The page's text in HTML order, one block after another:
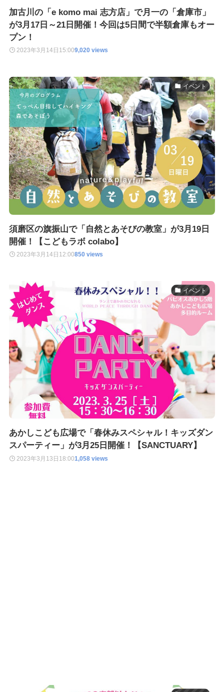
加古川の「e komo mai 志方店」で月一の「倉庫市」
が3月17日～21日開催！今回は5日間で半額倉庫もオー
プン！
2023年3月14日 15:009,020 views
イベント
須磨区の旗振山で「自然とあそびの教室」が3月19日
開催！【こどもラボ colabo】
2023年3月14日 12:00850 views
イベント
あかしこども広場で「春休みスペシャル！キッズダン
スパーティー」が3月25日開催！【SANCTUARY】
2023年3月13日 18:001,058 views